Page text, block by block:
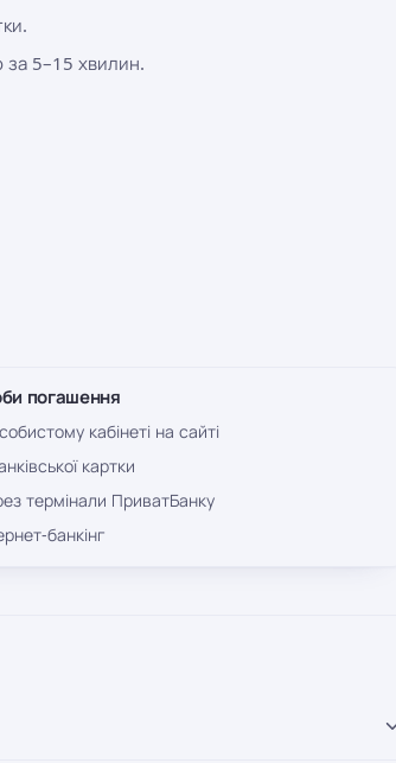
за 5–15 хвилин.
погашення
кабінеті на сайті
картки
термінали ПриватБанку
банкінг